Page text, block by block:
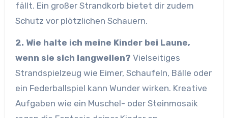
fällt. Ein großer Strandkorb bietet dir zudem
Schutz vor plötzlichen Schauern.
2. Wie halte ich meine Kinder bei Laune,
wenn sie sich langweilen? Vielseitiges
Strandspielzeug wie Eimer, Schaufeln, Bälle oder
ein Federballspiel kann Wunder wirken. Kreative
Aufgaben wie ein Muschel- oder Steinmosaik